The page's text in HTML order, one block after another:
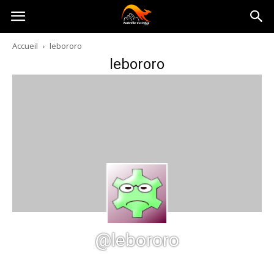
Australia-
australie.com
Accueil lebororo
lebororo
@lebororo